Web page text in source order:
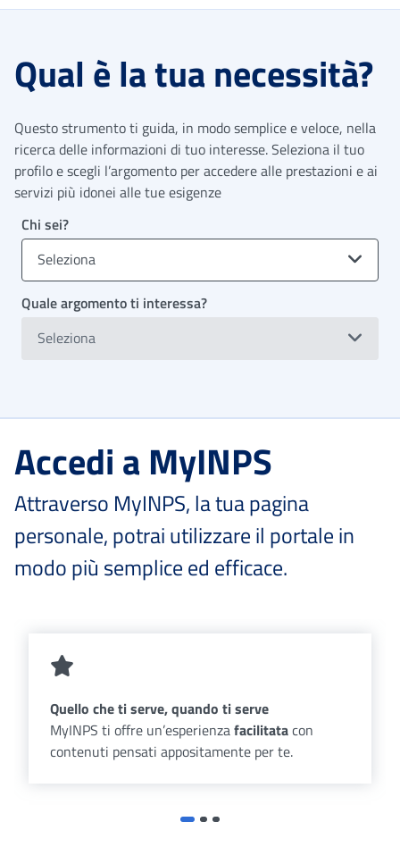
Qual è la tua necessità?
Questo strumento ti guida, in modo semplice e veloce, nella
ricerca delle informazioni di tuo interesse. Seleziona il tuo
profilo e scegli l’argomento per accedere alle prestazioni e ai
servizi più idonei alle tue esigenze
Chi sei?
Seleziona
Quale argomento ti interessa?
Seleziona
Accedi a MyINPS
Attraverso MyINPS, la tua pagina
personale, potrai utilizzare il portale in
modo più semplice ed efficace.
Quello che ti serve, quando ti serve
MyINPS ti offre un’esperienzafacilitatacon
contenuti pensati appositamente per te.